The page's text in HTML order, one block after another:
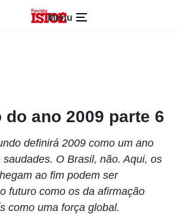
Menu
ano 2009 parte 6
definirá 2009 como um ano
O Brasil, não. Aqui, os
ao fim podem ser
futuro como os da afirmação
como uma força global.